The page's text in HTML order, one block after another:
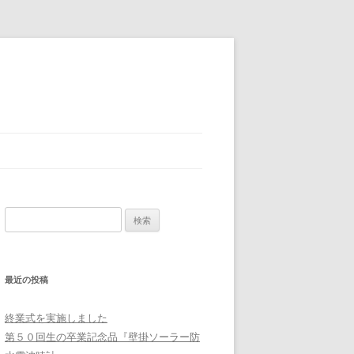
索:
最近の投稿
終業式を実施しました
第５０回生の卒業記念品『壁掛ソーラー防